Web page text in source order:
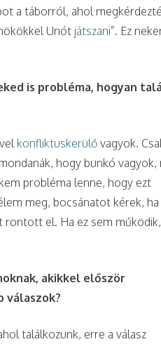
a táborról, ahol
Unót játszani”. Ez
is probléma, hogyan
konfliktuskerülő vagyok.
hogy bunkó
probléma lenne, hogy ezt
meg, bocsánatot kérek, ha
rontott el. Ha ez sem működik,
akikkel először
válaszok?
találkozunk, erre a válasz